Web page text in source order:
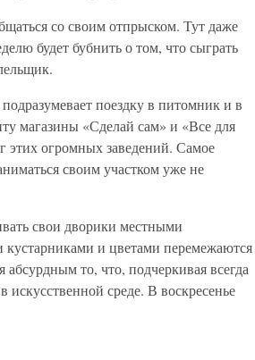
со своим отпрыском. Тут даже
будет бубнить о том, что сыграть
поездку в питомник и в
магазины «Сделай сам» и «Все для
этих огромных заведений. Самое
своим участком уже не
свои дворики местными
и цветами перемежаются
то, что, подчеркивая всегда
среде. В воскресенье